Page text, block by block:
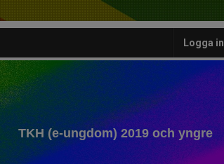
Logga in
TKH (e-ungdom) 2019 och yngre